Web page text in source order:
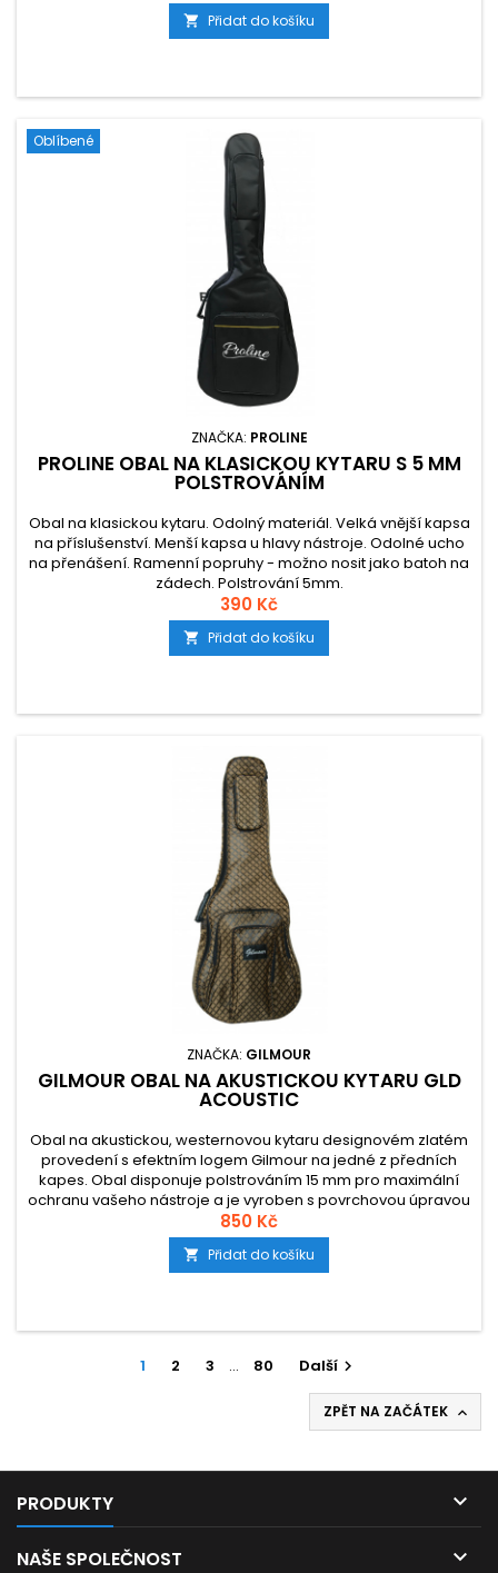
 Přidat do košíku
Oblíbené
ZNAČKA: PROLINE
PROLINE OBAL NA KLASICKOU KYTARU S 5 MM
POLSTROVÁNÍM
Obal na klasickou kytaru. Odolný materiál. Velká vnější kapsa
na příslušenství. Menší kapsa u hlavy nástroje. Odolné ucho
na přenášení. Ramenní popruhy - možno nosit jako batoh na
zádech. Polstrování 5mm.
390 Kč
 Přidat do košíku
ZNAČKA: GILMOUR
GILMOUR OBAL NA AKUSTICKOU KYTARU GLD
ACOUSTIC
Obal na akustickou, westernovou kytaru designovém zlatém
provedení s efektním logem Gilmour na jedné z předních
kapes. Obal disponuje polstrováním 15 mm pro maximální
ochranu vašeho nástroje a je vyroben s povrchovou úpravou
z vodoodpudivého materiálu.
850 Kč
 Přidat do košíku
1 2 3 … 80 Další 
ZPĚT NA ZAČÁTEK 
PRODUKTY 
NAŠE SPOLEČNOST 